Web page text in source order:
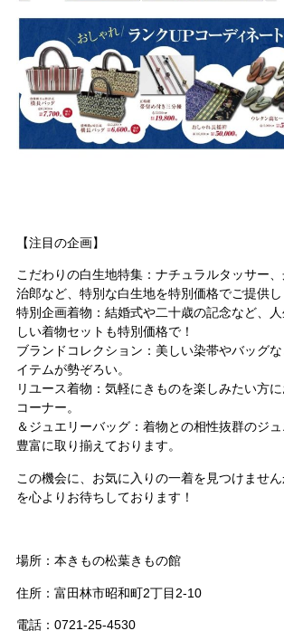
【注目の企画】
こだわりの白生地特集：ナチュラルタッサー
治郎など、特別な白生地を特別価格でご提供し
特別企画着物：結婚式や二十歳の記念など、
しい着物セットも特別価格で！
ブランドコレクション：美しい染帯やバッグ
イテムが勢ぞろい。
リユース着物：気軽にきものを楽しみたい方
コーナー。
＆ジュエリーバッグ：着物との相性抜群のジ
豊富に取り揃えております。
この機会に、お気に入りの一着を見つけませ
を心よりお待ちしております！
場所：本きもの松葉きもの館
住所：富田林市昭和町2丁目2-10
電話：0721-25-4530